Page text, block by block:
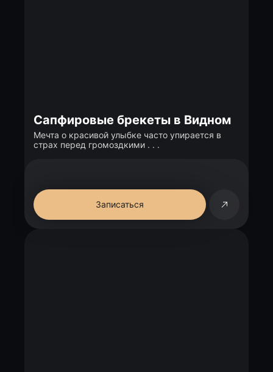
Сапфировые брекеты в Видном
Мечта о красивой улыбке часто упирается в
страх перед громоздкими . . .
Записаться